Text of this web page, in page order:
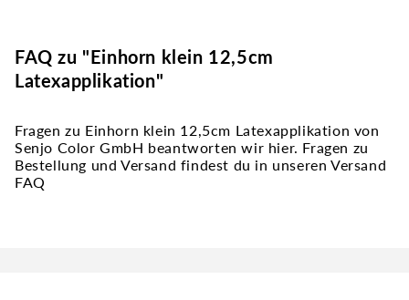
FAQ zu "Einhorn klein 12,5cm
Latexapplikation"
Fragen zu Einhorn klein 12,5cm Latexapplikation von
Senjo Color GmbH beantworten wir hier. Fragen zu
Bestellung und Versand findest du in unseren Versand
FAQ